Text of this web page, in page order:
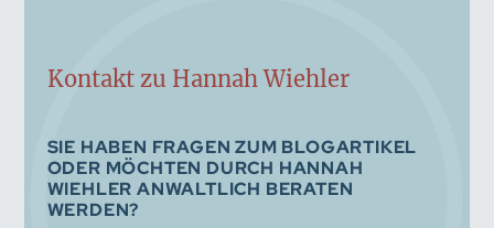
Kontakt zu Hannah Wiehler
SIE HABEN FRAGEN ZUM BLOGARTIKEL
ODER MÖCHTEN DURCH HANNAH
WIEHLER ANWALTLICH BERATEN
WERDEN?